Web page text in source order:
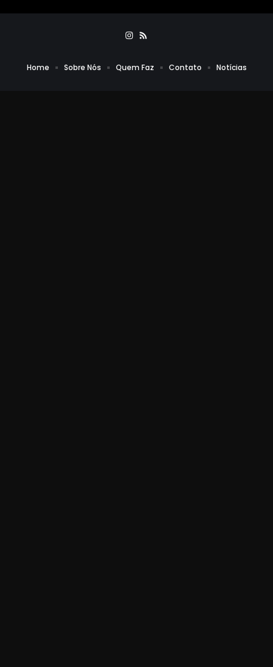
Home Sobre Nós Quem Faz Contato Notícias